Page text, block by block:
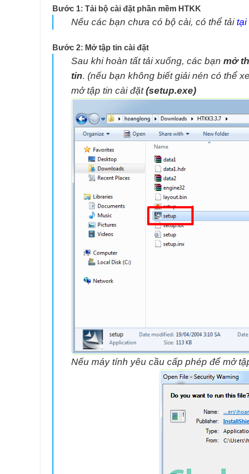
Bước 1: Tải bộ cài đặt phần mềm HTKK
Nếu các bạn chưa có bộ cài, có thể tảitại
Bước 2: Mở tập tin cài đặt
Sau khi hoàn tất tải xuống, các bạn mở
tin. (nếu bạn không biết giải nén có thể
mở tập tin cài đặt(setup.exe)
Nếu máy tính yêu cầu cấp phép để mở